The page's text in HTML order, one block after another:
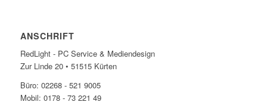
ANSCHRIFT
RedLight - PC Service & Mediendesign
Zur Linde 20 • 51515 Kürten
Büro: 02268 - 521 9005
Mobil: 0178 - 73 221 49